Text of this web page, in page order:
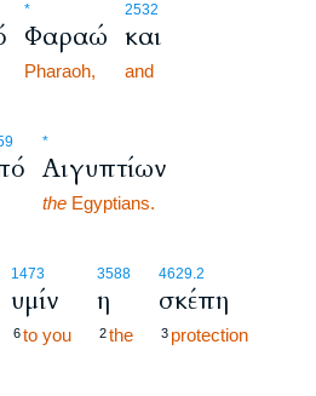
*
Φαραώ
Pharaoh,
2532
και
and
*
Αιγυπτίων
the Egyptians.
1473
υμίν
6to you
3588
η
2the
4629.2
σκέπη
3 protection